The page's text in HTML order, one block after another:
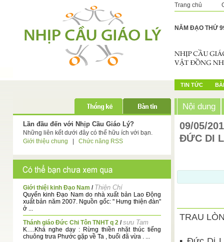
Trang chủ
NĂM ĐẠO THỨ
TIN TỨC
Lần đầu đến với Nhịp Cầu Giáo Lý?
Những liên kết dưới đây có thể hữu ích với bạn.
Giới thiệu chung
Chức năng RSS
Giới thiệi kinh Đạo Nam / Thiện Chí
Quyển kinh Đạo Nam do nhà xuất bản Lao Động
xuất bản năm 2007. Nguồn gốc: " Hưng thiện đàn"
ở ...
Thánh giáo Đức Chi Tôn TNHT q 2 /sưu Tam
K….Khá nghe dạy : Rừng thiền nhặt thúc tiếng
chuông trưa Phước gặp về Ta , buổi đã vừa . ...
Nội dung
09/05/
ĐỨC DI
TRAU